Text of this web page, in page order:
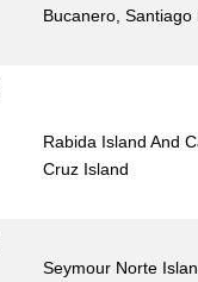
Bucanero, Santiago
Rabida Island And
Cruz Island
Seymour Norte